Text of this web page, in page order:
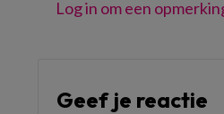
Log in om een
Geef je reactie